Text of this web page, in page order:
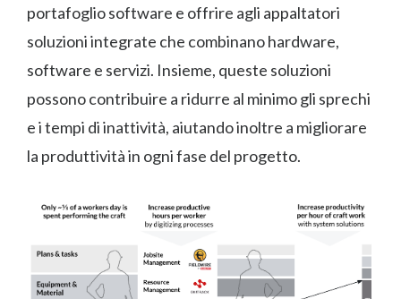
portafoglio software e offrire agli appaltatori
soluzioni integrate che combinano hardware,
software e servizi. Insieme, queste soluzioni
possono contribuire a ridurre al minimo gli sprechi
e i tempi di inattività, aiutando inoltre a migliorare
la produttività in ogni fase del progetto.